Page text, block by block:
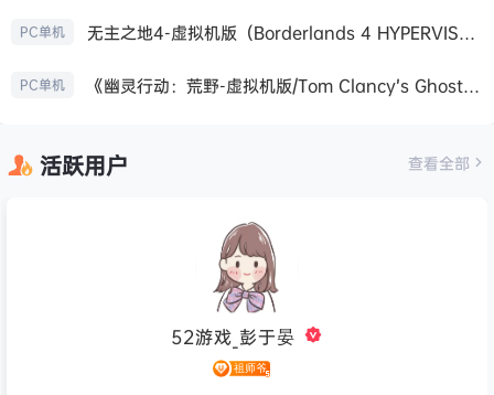
PC单机 无主之地4-虚拟机版（Borderlands 4 HYPERVISOR）免安装中文版
PC单机 《幽灵行动：荒野-虚拟机版/Tom Clancy’s Ghost Recon Wildlands HYPERVISOR》免安装中文版
活跃用户 查看全部
52游戏_彭于晏